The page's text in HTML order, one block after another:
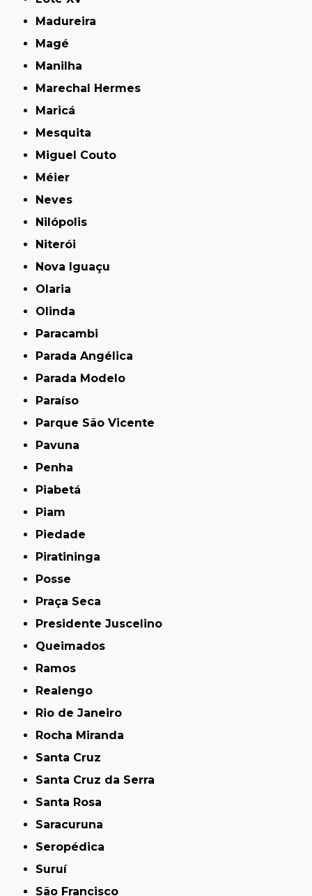
Madureira
Magé
Manilha
Marechal Hermes
Maricá
Mesquita
Miguel Couto
Méier
Neves
Nilópolis
Niterói
Nova Iguaçu
Olaria
Olinda
Paracambi
Parada Angélica
Parada Modelo
Paraíso
Parque São Vicente
Pavuna
Penha
Piabetá
Piam
Piedade
Piratininga
Posse
Praça Seca
Presidente Juscelino
Queimados
Ramos
Realengo
Rio de Janeiro
Rocha Miranda
Santa Cruz
Santa Cruz da Serra
Santa Rosa
Saracuruna
Seropédica
Suruí
São Francisco